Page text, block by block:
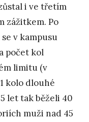
i ve třetím
zážitkem. Po
v kampusu
počet kol
limitu (v
kolo dlouhé
let tak běželi 40
muži nad 45